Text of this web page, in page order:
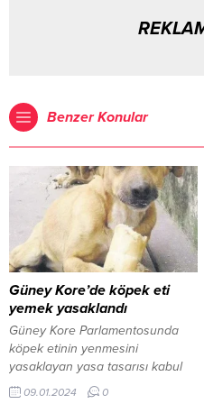
Benzer Konular
Güney Kore’de köpek eti
yemek yasaklandı
Güney Kore Parlamentosunda
köpek etinin yenmesini
yasaklayan yasa tasarısı kabul
edildi. Yeni yasaya göre
09.01.2024 0